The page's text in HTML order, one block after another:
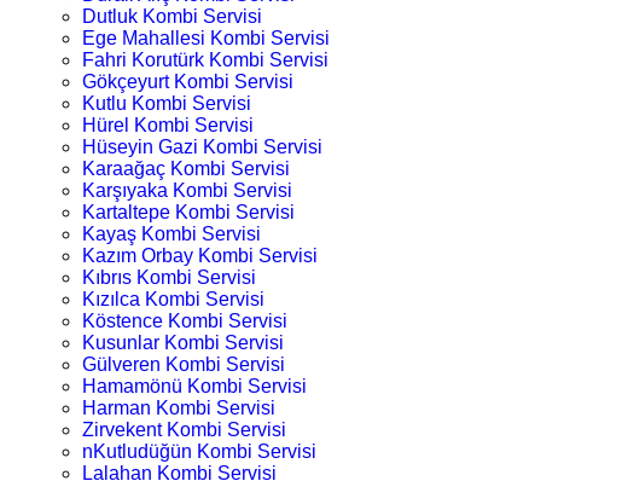
Dutluk Kombi Servisi
Ege Mahallesi Kombi Servisi
Fahri Korutürk Kombi Servisi
Gökçeyurt Kombi Servisi
Kutlu Kombi Servisi
Hürel Kombi Servisi
Hüseyin Gazi Kombi Servisi
Karaağaç Kombi Servisi
Karşıyaka Kombi Servisi
Kartaltepe Kombi Servisi
Kayaş Kombi Servisi
Kazım Orbay Kombi Servisi
Kıbrıs Kombi Servisi
Kızılca Kombi Servisi
Köstence Kombi Servisi
Kusunlar Kombi Servisi
Gülveren Kombi Servisi
Hamamönü Kombi Servisi
Harman Kombi Servisi
Zirvekent Kombi Servisi
nKutludüğün Kombi Servisi
Lalahan Kombi Servisi